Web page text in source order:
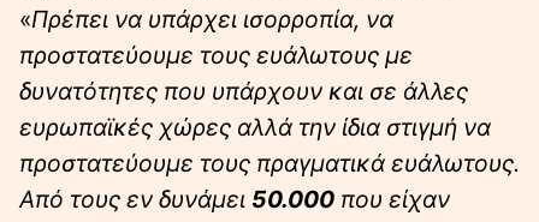
«Πρέπει να υπάρχει ισορροπία, να
προστατεύουμε τους ευάλωτους με
δυνατότητες που υπάρχουν και σε άλλες
ευρωπαϊκές χώρες αλλά την ίδια στιγμή να
προστατεύουμε τους πραγματικά ευάλωτους.
Από τους εν δυνάμει 50.000 που είχαν